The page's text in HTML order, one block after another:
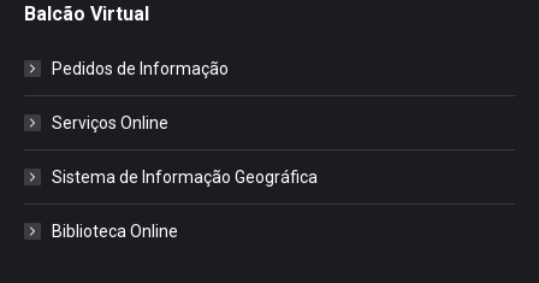
Balcão Virtual
Pedidos de Informação
Serviços Online
Sistema de Informação Geográfica
Biblioteca Online